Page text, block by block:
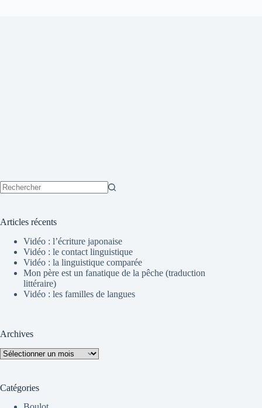
Articles récents
Vidéo : l’écriture japonaise
Vidéo : le contact linguistique
Vidéo : la linguistique comparée
Mon père est un fanatique de la pêche (traduction
littéraire)
Vidéo : les familles de langues
Archives
Archives
Catégories